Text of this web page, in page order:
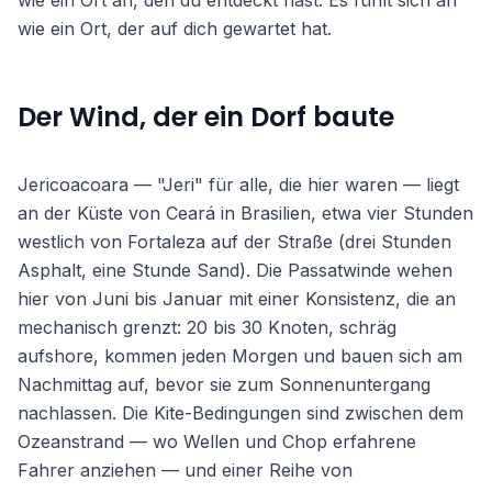
wie ein Ort, der auf dich gewartet hat.
Der Wind, der ein Dorf baute
Jericoacoara — "Jeri" für alle, die hier waren — liegt
an der Küste von Ceará in Brasilien, etwa vier Stunden
westlich von Fortaleza auf der Straße (drei Stunden
Asphalt, eine Stunde Sand). Die Passatwinde wehen
hier von Juni bis Januar mit einer Konsistenz, die an
mechanisch grenzt: 20 bis 30 Knoten, schräg
aufshore, kommen jeden Morgen und bauen sich am
Nachmittag auf, bevor sie zum Sonnenuntergang
nachlassen. Die Kite-Bedingungen sind zwischen dem
Ozeanstrand — wo Wellen und Chop erfahrene
Fahrer anziehen — und einer Reihe von